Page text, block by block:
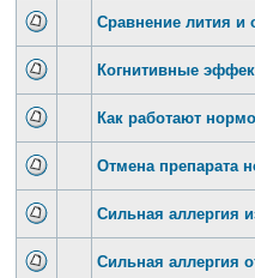
Сравнение лития и
Когнитивные
Как работают
Отмена препарата
Сильная аллергия
Сильная аллергия